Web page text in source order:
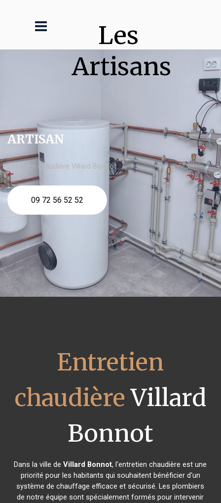
Les
Artisans
ARTISAN
Entretien chaudière Villard Bonnot
09 72 56 52 52
Entretien
chaudière Villard
Bonnot
Dans la ville deVillard Bonnot, l'entretien chaudière est une
priorité pour les habitants qui souhaitent bénéficier d'un
système de chauffage efficace et sécurisé. Les plombiers
de notre équipe sont spécialement formés pour intervenir